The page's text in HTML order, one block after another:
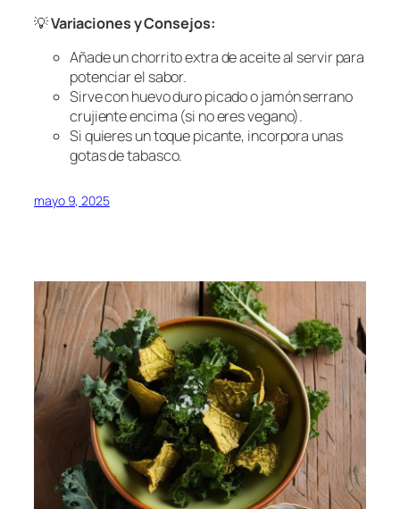
💡Variaciones y Consejos:
Añade un chorrito extra de aceite al servir para
potenciar el sabor.
Sirve con huevo duro picado o jamón serrano
crujiente encima (si no eres vegano).
Si quieres un toque picante, incorpora unas
gotas de tabasco.
mayo 9, 2025